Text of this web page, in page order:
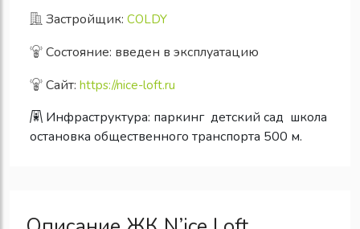
Застройщик: COLDY
Состояние: введен в эксплуатацию
Сайт: https://nice-loft.ru
Инфраструктура: паркинг детский сад школа
остановка общественного транспорта 500 м.